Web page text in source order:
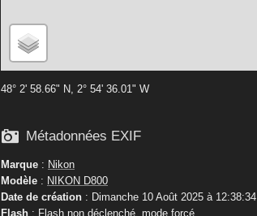
48° 2' 58.66" N, 2° 54' 36.01" W
 Métadonnées EXIF
Marque : Nikon
Modèle : NIKON D800
Date de création : Dimanche 10 Août 2025 à 12:38:34
Flash : Flash non déclenché, mode forcé